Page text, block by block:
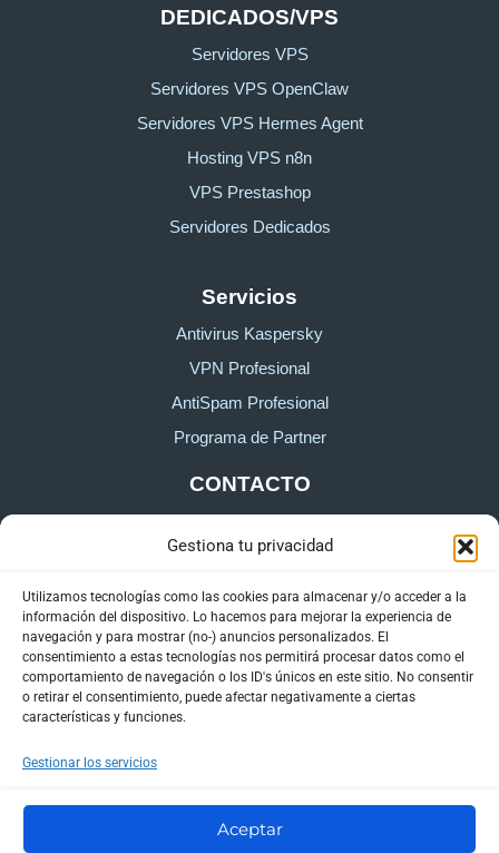
Gestiona tu privacidad
Utilizamos tecnologías como las cookies para almacenar y/o acceder a la
información del dispositivo. Lo hacemos para mejorar la experiencia de
navegación y para mostrar (no-) anuncios personalizados. El
consentimiento a estas tecnologías nos permitirá procesar datos como el
comportamiento de navegación o los ID's únicos en este sitio. No consentir
o retirar el consentimiento, puede afectar negativamente a ciertas
características y funciones.
Gestionar los servicios
Aceptar
DEDICADOS/VPS
Servidores VPS
Servidores VPS OpenClaw
Servidores VPS Hermes Agent
Hosting VPS n8n
VPS Prestashop
Servidores Dedicados
Servicios
Antivirus Kaspersky
VPN Profesional
AntiSpam Profesional
Programa de Partner
CONTACTO
Sobre HostingTG
Formulario de contacto
Área de cliente